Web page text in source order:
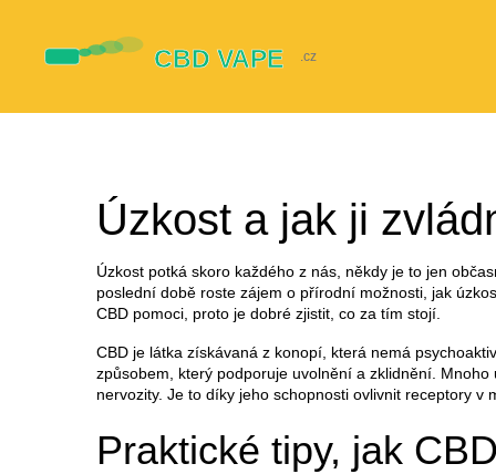
Úzkost a jak ji
Úzkost potká skoro každého z nás, někdy je to jen
poslední době roste zájem o přírodní možnosti, jak
CBD pomoci, proto je dobré zjistit, co za tím stojí.
CBD je látka získávaná z konopí, která nemá
způsobem, který podporuje uvolnění a zklidnění.
nervozity. Je to díky jeho schopnosti ovlivnit receptory
Praktické tipy, jak